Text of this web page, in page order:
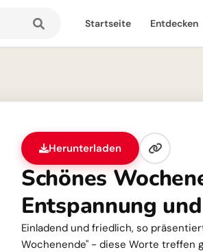
Startseite Entdecken
Herunterladen
Schönes
Entspannung
Einladend und friedlich, so
Wochenende" - diese Worte treffen